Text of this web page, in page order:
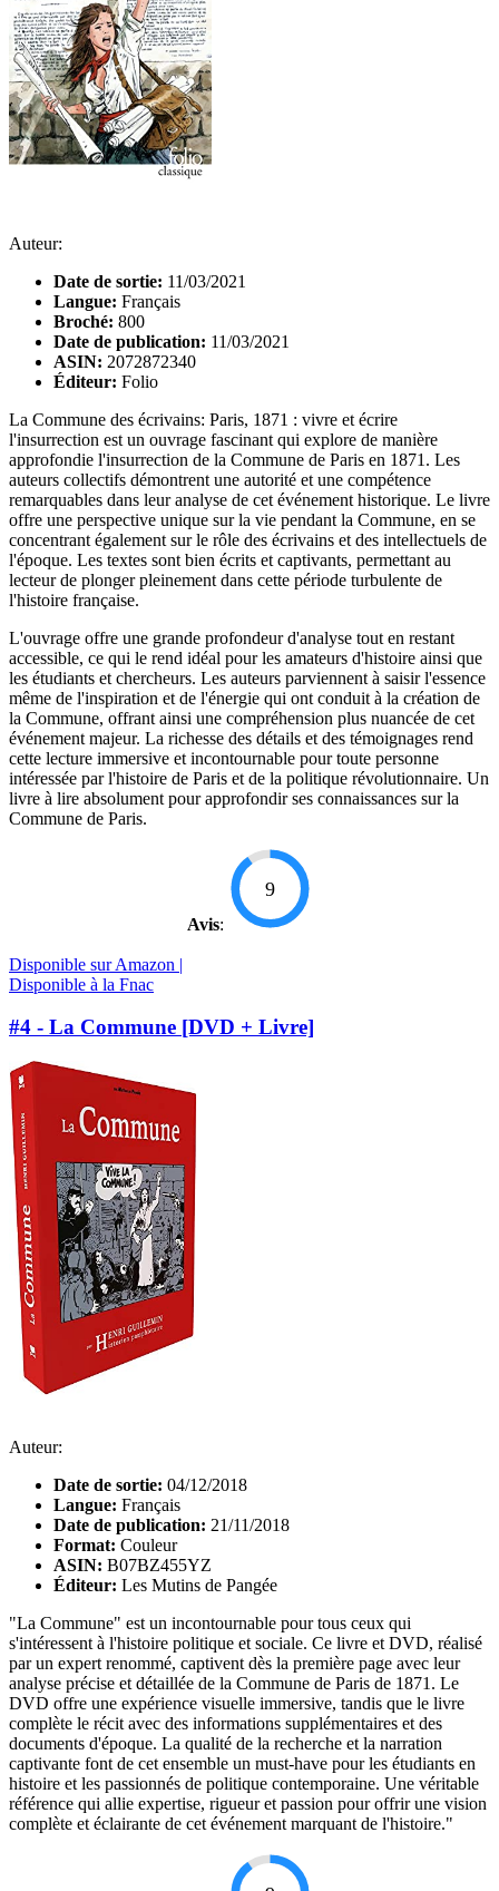
Auteur:
Date de sortie: 11/03/2021
Langue: Français
Broché: 800
Date de publication: 11/03/2021
ASIN: 2072872340
Éditeur: Folio
La Commune des écrivains: Paris, 1871 : vivre et écrire
l'insurrection est un ouvrage fascinant qui explore de manière
approfondie l'insurrection de la Commune de Paris en 1871. Les
auteurs collectifs démontrent une autorité et une compétence
remarquables dans leur analyse de cet événement historique. Le livre
offre une perspective unique sur la vie pendant la Commune, en se
concentrant également sur le rôle des écrivains et des intellectuels de
l'époque. Les textes sont bien écrits et captivants, permettant au
lecteur de plonger pleinement dans cette période turbulente de
l'histoire française.
L'ouvrage offre une grande profondeur d'analyse tout en restant
accessible, ce qui le rend idéal pour les amateurs d'histoire ainsi que
les étudiants et chercheurs. Les auteurs parviennent à saisir l'essence
même de l'inspiration et de l'énergie qui ont conduit à la création de
la Commune, offrant ainsi une compréhension plus nuancée de cet
événement majeur. La richesse des détails et des témoignages rend
cette lecture immersive et incontournable pour toute personne
intéressée par l'histoire de Paris et de la politique révolutionnaire. Un
livre à lire absolument pour approfondir ses connaissances sur la
Commune de Paris.
Avis:
9
Disponible sur Amazon |
Disponible à la Fnac
#4 - La Commune [DVD + Livre]
Auteur:
Date de sortie: 04/12/2018
Langue: Français
Date de publication: 21/11/2018
Format: Couleur
ASIN: B07BZ455YZ
Éditeur: Les Mutins de Pangée
"La Commune" est un incontournable pour tous ceux qui
s'intéressent à l'histoire politique et sociale. Ce livre et DVD, réalisé
par un expert renommé, captivent dès la première page avec leur
analyse précise et détaillée de la Commune de Paris de 1871. Le
DVD offre une expérience visuelle immersive, tandis que le livre
complète le récit avec des informations supplémentaires et des
documents d'époque. La qualité de la recherche et la narration
captivante font de cet ensemble un must-have pour les étudiants en
histoire et les passionnés de politique contemporaine. Une véritable
référence qui allie expertise, rigueur et passion pour offrir une vision
complète et éclairante de cet événement marquant de l'histoire."